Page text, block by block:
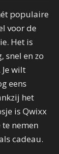
populaire
voor de
Het is
snel en zo
wilt
eens
het
is Qwixx
nemen
cadeau.